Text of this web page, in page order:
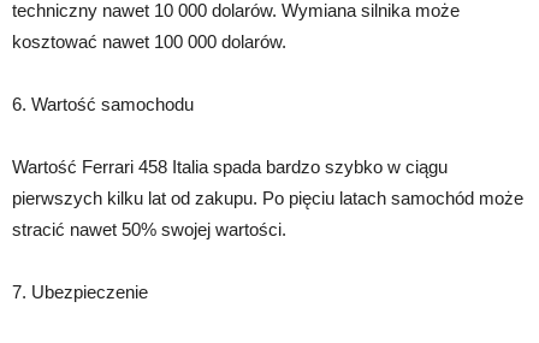
techniczny nawet 10 000 dolarów. Wymiana silnika może
kosztować nawet 100 000 dolarów.
6. Wartość samochodu
Wartość Ferrari 458 Italia spada bardzo szybko w ciągu
pierwszych kilku lat od zakupu. Po pięciu latach samochód może
stracić nawet 50% swojej wartości.
7. Ubezpieczenie